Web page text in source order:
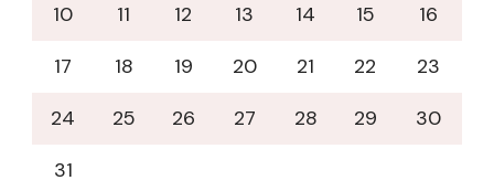
10
11 12 13 14 15
16
17
18 19 20 21 22
23
24
25 26 27 28 29
30
31